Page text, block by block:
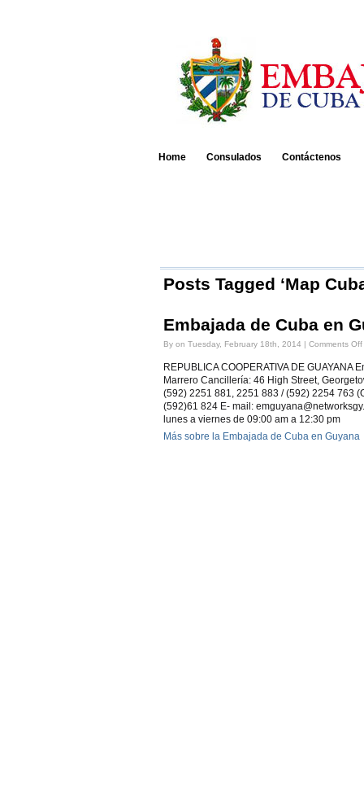
Home Consulados Contáctenos
Posts Tagged ‘Map
Embajada de Cuba en
By on Tuesday, February 18th, 2014 | Comments Off
REPUBLICA COOPERATIVA DE GUAYANA
Marrero Cancillería: 46 High Street,
(592) 2251 881, 2251 883 / (592) 2254 763
(592)61 824 E- mail:
lunes a viernes de 09:00 am a 12:30 pm
Más sobre la Embajada de Cuba en Guyana